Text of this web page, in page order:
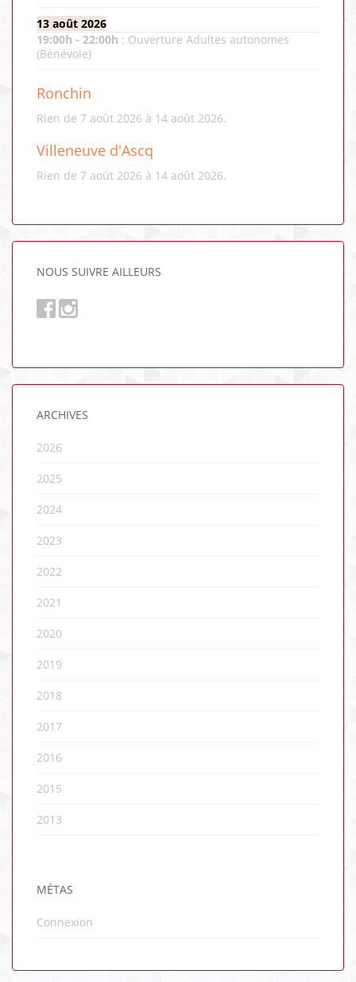
13 août 2026
19:00h - 22:00h : Ouverture Adultes autonomes
(Bénévole)
Ronchin
Rien de 7 août 2026 à 14 août 2026.
Villeneuve d'Ascq
Rien de 7 août 2026 à 14 août 2026.
NOUS SUIVRE AILLEURS
ARCHIVES
2026
2025
2024
2023
2022
2021
2020
2019
2018
2017
2016
2015
2013
MÉTAS
Connexion